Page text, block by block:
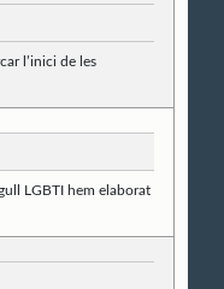
l’inici de les
LGBTI hem elaborat